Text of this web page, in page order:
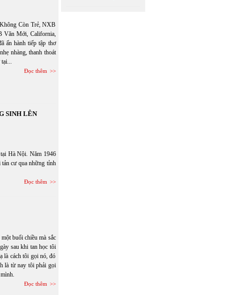
Còn Trẻ, NXB
Văn Mới, California,
ấn hành tiếp tập thơ
nhàng, thanh thoát
Đọc thêm
SINH LÊN
Hà Nội. Năm 1946
cư qua những tỉnh
Đọc thêm
buổi chiều mà sắc
sau khi tan học tôi
là cách tôi gọi nó, đó
là từ nay tôi phải gọi
Đọc thêm